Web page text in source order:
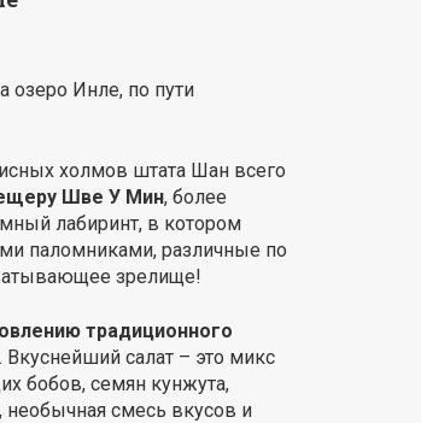
озеро Инле, по пути
холмов штата Шан всего
Шве У Мин, более
лабиринт, в котором
паломниками, различные по
зрелище!
традиционного
. Вкуснейший салат – это микс
бобов, семян кунжута,
смесь вкусов и